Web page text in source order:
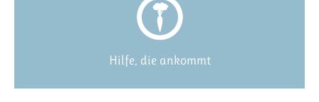
Hilfe, die ankommt